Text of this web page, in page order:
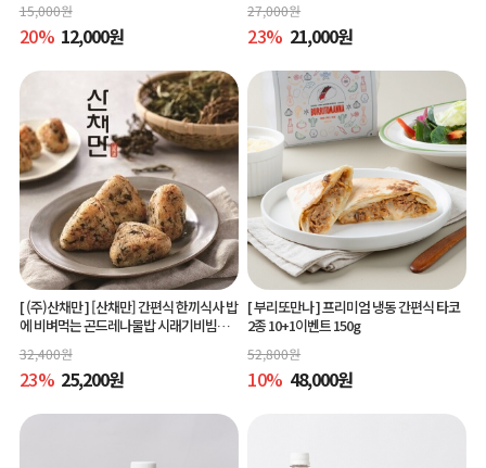
15,000원
20% 12,000원
27,000원
23% 21,000원
[ (주)산채만 ][산채만] 간편식 한끼식사 밥
에 비벼먹는 곤드레나물밥 시래기비빔밥
32,400원
23% 25,200원
[ 부리또만나 ]프리미엄 냉동 간편식 타코
2종 10+1이벤트 150g
52,800원
10% 48,000원